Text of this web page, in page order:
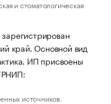
и стоматологическая
край. Основной вид
ИП присвоены
источников.